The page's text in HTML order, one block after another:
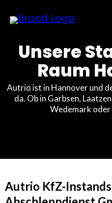
Unsere
Raum
Autrio ist in Hannover und
da. Ob in Garbsen,
Wedemark
Autrio KfZ-